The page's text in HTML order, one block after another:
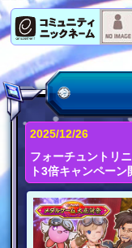
2025/12/26
フォーチュントリ
ト3倍キャンペーン